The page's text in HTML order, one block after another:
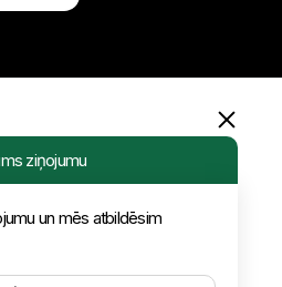
ziņojumu
un mēs atbildēsim